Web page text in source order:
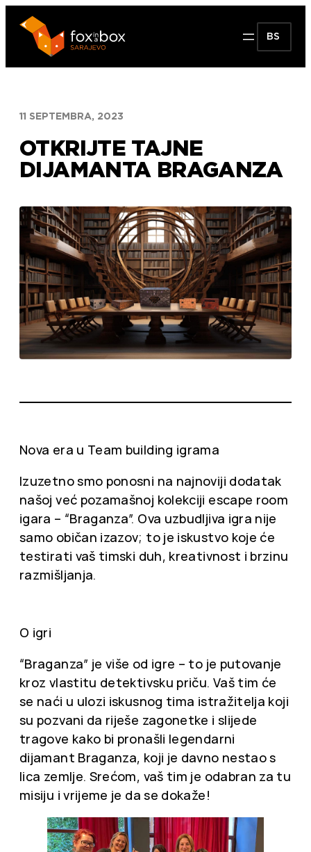
sadržaj
BS
11 SEPTEMBRA, 2023
OTKRIJTE TAJNE
DIJAMANTA BRAGANZA
Nova era u Team building igrama
Izuzetno smo ponosni na najnoviji dodatak
našoj već pozamašnoj kolekciji escape room
igara – “Braganza”. Ova uzbudljiva igra nije
samo običan izazov; to je iskustvo koje će
testirati vaš timski duh, kreativnost i brzinu
razmišljanja.
O igri
“Braganza” je više od igre – to je putovanje
kroz vlastitu detektivsku priču. Vaš tim će
se naći u ulozi iskusnog tima istražitelja koji
su pozvani da riješe zagonetke i slijede
tragove kako bi pronašli legendarni
dijamant Braganza, koji je davno nestao s
lica zemlje. Srećom, vaš tim je odabran za tu
misiju i vrijeme je da se dokaže!